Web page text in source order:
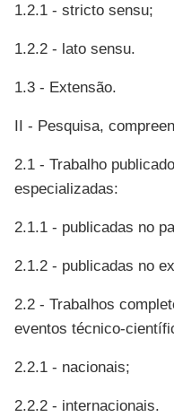
1.2.1 - stricto sensu;
1.2.2 - lato sensu.
1.3 - Extensão.
II - Pesquisa,
2.1 - Trabalho
especializadas:
2.1.1 - publicadas no
2.1.2 - publicadas no
2.2 - Trabalhos
eventos técnico-
2.2.1 - nacionais;
2.2.2 - internacionais.